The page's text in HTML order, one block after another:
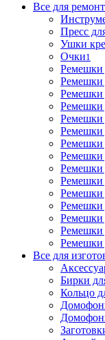
Все для
Пресс
Ушки
Очки1
Ремешки
Ремешки
Ремешки
Ремешки
Ремешки
Ремешки
Ремешки
Ремешки
Ремешки
Ремешки
Ремешки
Ремешки
Ремешки
Ремешки
Ремешки
Все для
Бирки
Кольцо